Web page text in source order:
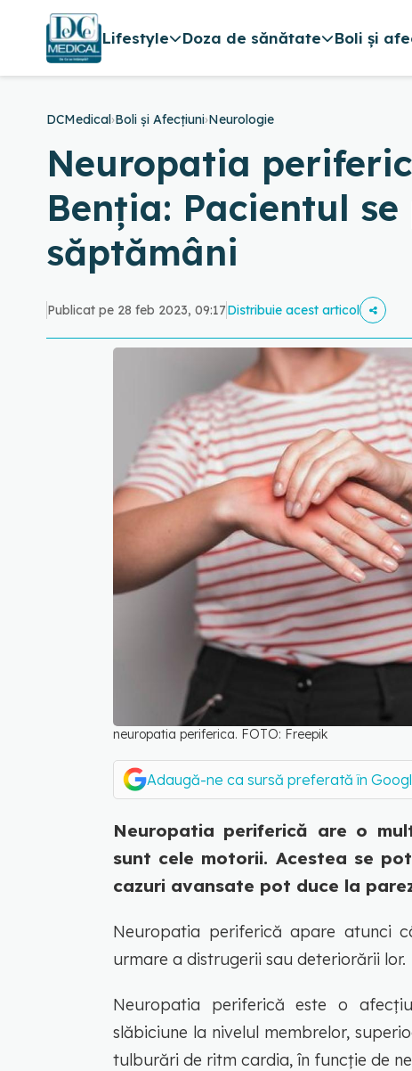
Lifestyle Doza de sănătate Boli și
DCMedical›Boli și Afecțiuni›Neurologie
Neuropatia
Benția: Pacientul
săptămâni
Publicat pe 28 feb 2023, 09:17Distribuie acest articol
neuropatia periferica. FOTO: Freepik
Adaugă-ne ca sursă preferată în
Neuropatia periferică are o
sunt cele motorii. Acestea se
cazuri avansate pot duce la
Neuropatia periferică apare atunci
urmare a distrugerii sau deteriorării lor.
Neuropatia periferică este o
slăbiciune la nivelul membrelor,
tulburări de ritm cardia, în funcție de